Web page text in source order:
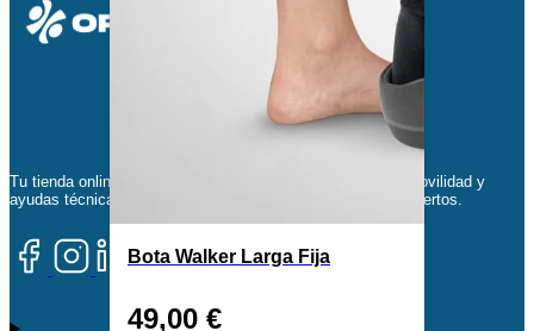
Bota Walker Larga Fija
49,00 €
Tu tienda online de confianza en soluciones ortopédicas, movilidad y
ayudas técnicas. Productos certificados y avalados por expertos.